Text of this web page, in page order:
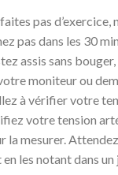
pas d’exercice,
pas dans les 30
assis sans
moniteur ou
à vérifier votre
votre tension
la mesurer.
en les notant dans